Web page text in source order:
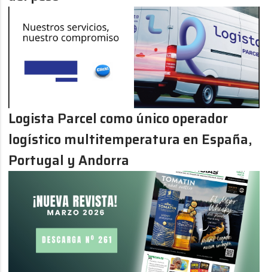
Logista Parcel como único operador
logístico multitemperatura en España,
Portugal y Andorra